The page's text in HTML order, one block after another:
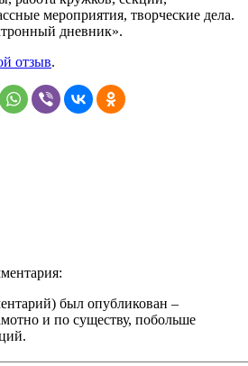
мероприятия, творческие дела.
дневник».
отзыв.
был опубликован –
и по существу, побольше